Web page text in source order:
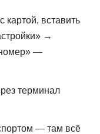
вставить
→
—
терминал
— там всё